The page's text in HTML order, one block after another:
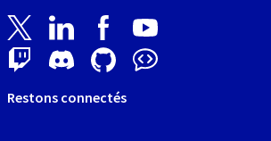
Restons connectés